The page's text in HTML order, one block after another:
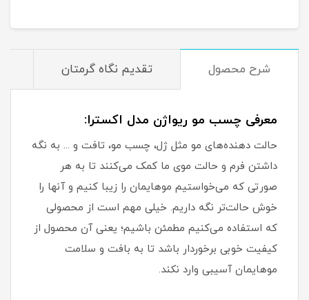
شرح محصول تقدیم نگاه گرمتان
معرفی چسب مو ریواژن مدل اکسترا:
حالت دهنده‌های مو مثل ژل، چسب مو، تافت و ... به نگه
داشتن فرم و حالت موی ما کمک می‌کنند تا به هر
صورتی که می‌خواستیم موهایمان را زیبا کنیم و آنها را
خوش حالت‌تر نگه داریم. خیلی مهم است از محصولی
که استفاده می‌کنیم مطمئن باشیم؛ یعنی آن محصول از
کیفیت خوبی برخوردار باشد تا به بافت و سلامت
موهایمان آسیبی وارد نکند.